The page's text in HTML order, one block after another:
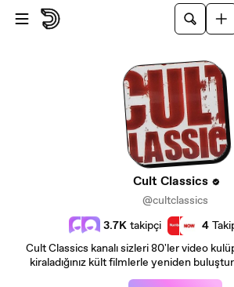
Ana içeriğe atla
Cult Classics
@cultclassics
3.7K takipçi 4
Cult Classics kanalı sizleri 80'ler video
kiraladığınız kült filmlerle yeniden